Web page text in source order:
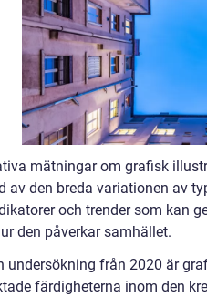
mätningar om grafisk
av den breda variationen av
och trender som kan
den påverkar samhället.
undersökning från 2020 är
färdigheterna inom den